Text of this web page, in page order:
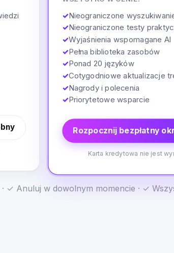
✓Nieograniczone
✓Nieograniczone testy
✓Wyjaśnienia wspomagane AI
✓Pełna biblioteka zasobów
✓Ponad 20 języków
✓Cotygodniowe aktualizacje
✓Nagrody i polecenia
✓Priorytetowe wsparcie
Rozpocznij bezpłatny
Karta kredytowa nie jest
✓ Anuluj w dowolnym momencie · ✓